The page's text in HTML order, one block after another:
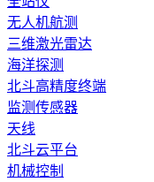
无人机航测
三维激光雷达
海洋探测
北斗高精度终端
监测传感器
天线
北斗云平台
机械控制